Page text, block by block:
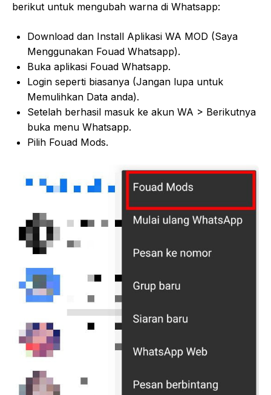
berikut untuk mengubah warna di Whatsapp:
Download dan Install Aplikasi WA MOD (Saya
Menggunakan Fouad Whatsapp).
Buka aplikasi Fouad Whatsapp.
Login seperti biasanya (Jangan lupa untuk
Memulihkan Data anda).
Setelah berhasil masuk ke akun WA > Berikutnya
buka menu Whatsapp.
Pilih Fouad Mods.